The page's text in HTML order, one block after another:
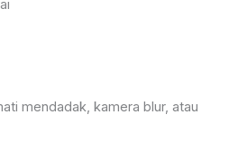
mendadak, kamera blur, atau